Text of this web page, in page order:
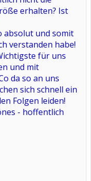
erhalten? Ist
absolut und somit
verstanden habe!
für uns
und mit
da so an uns
sich schnell ein
Folgen leiden!
- hoffentlich